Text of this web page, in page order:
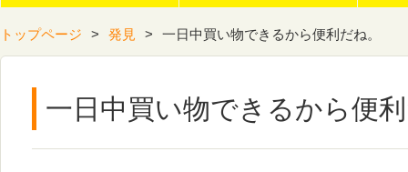
トップページ 発見 一日中買い物できるから便利だね。
一日中買い物できるから便